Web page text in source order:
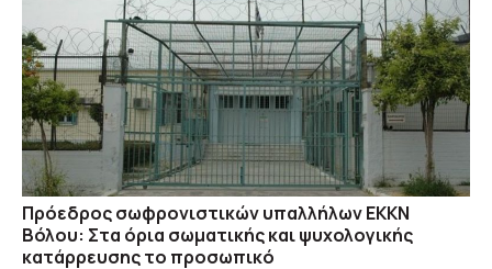
Πρόεδρος σωφρονιστικών υπαλλήλων ΕΚΚΝ
Βόλου: Στα όρια σωματικής και ψυχολογικής
κατάρρευσης το προσωπικό